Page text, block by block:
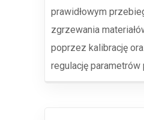
prawidłowym
zgrzewania
poprzez kalibrację
regulację parametrów